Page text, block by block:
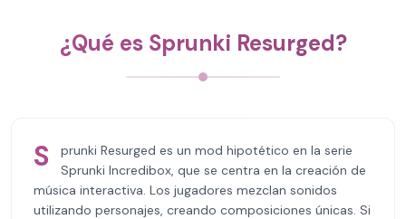
¿Qué es Sprunki Resurged?
S
prunki Resurged es un mod hipotético en la serie
Sprunki Incredibox, que se centra en la creación de
música interactiva. Los jugadores mezclan sonidos
utilizando personajes, creando composiciones únicas. Si